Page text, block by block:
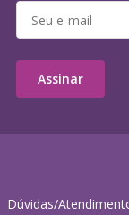
Dúvidas/
Assinar